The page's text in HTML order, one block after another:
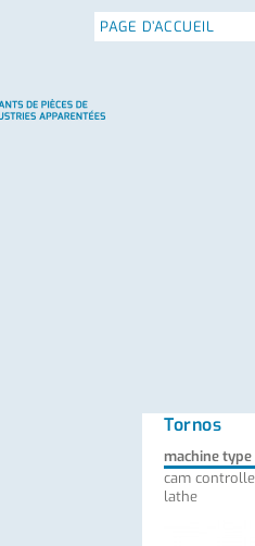
PAGE D’ACCUEIL
Tornos
machine type
cam
lathe